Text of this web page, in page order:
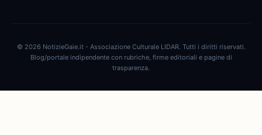
© 2026 NotizieGaie.it - Associazione Culturale LIDAR. Tutti i diritti riservati.
Blog/portale indipendente con rubriche, firme editoriali e pagine di
trasparenza.